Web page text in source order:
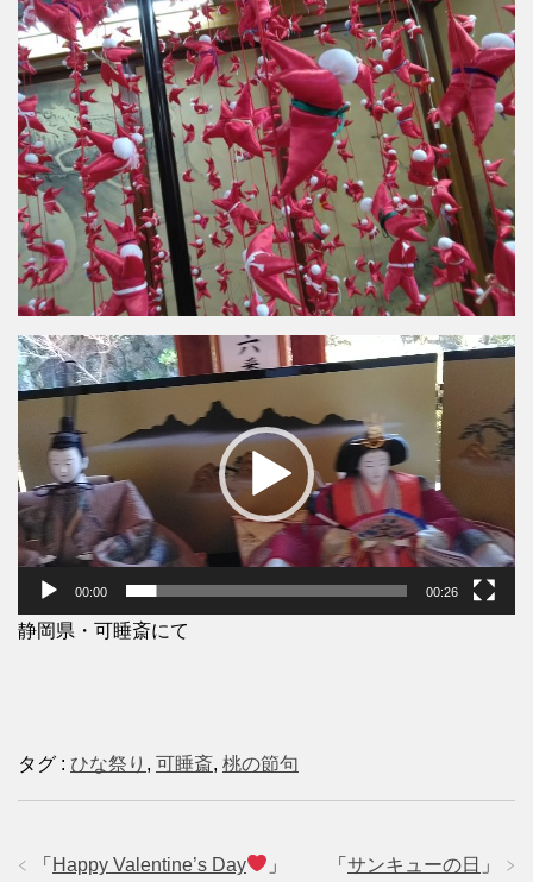
動
画
レ
ー
ヤ
ー
00:00 00:26
静岡県・可睡斎にて
タグ : ひな祭り , 可睡斎, 桃の節句
「 サンキューの日 」
「 Happy Valentine’s Day 」